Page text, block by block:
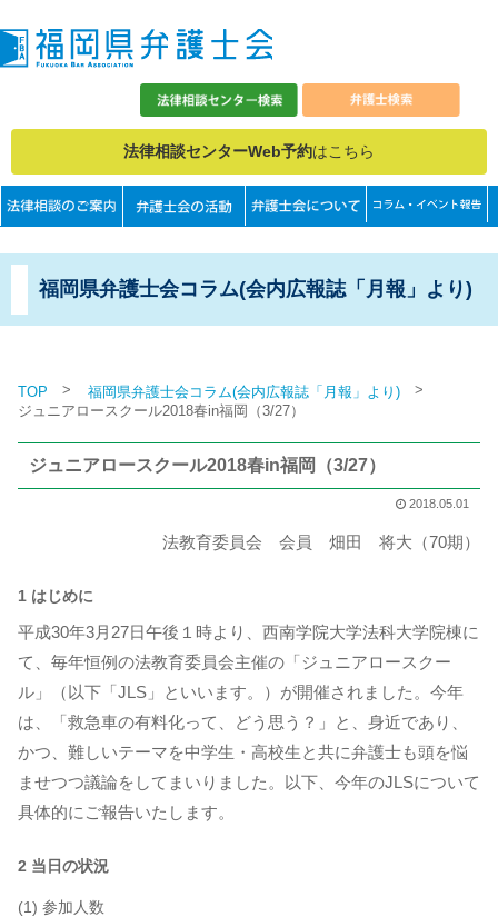
法律相談センターWeb予約はこちら
福岡県弁護士会コラム(会内広報誌「月報」より)
TOP > 福岡県弁護士会コラム(会内広報誌「月報」より) >
ジュニアロースクール2018春in福岡（3/27）
ジュニアロースクール2018春in福岡（3/27）
2018.05.01
法教育委員会 会員 畑田 将大（70期）
1 はじめに
平成30年3月27日午後１時より、西南学院大学法科大学院棟に
て、毎年恒例の法教育委員会主催の「ジュニアロースクー
ル」（以下「JLS」といいます。）が開催されました。今年
は、「救急車の有料化って、どう思う？」と、身近であり、
かつ、難しいテーマを中学生・高校生と共に弁護士も頭を悩
ませつつ議論をしてまいりました。以下、今年のJLSについて
具体的にご報告いたします。
2 当日の状況
(1) 参加人数